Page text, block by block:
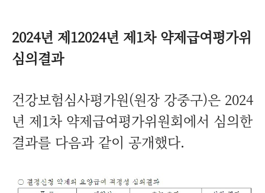
2024년 제12024년 제1차 약제급여평가위
심의결과
건강보험심사평가원(원장 강중구)은 2024
년 제1차 약제급여평가위원회에서 심의한
결과를 다음과 같이 공개했다.